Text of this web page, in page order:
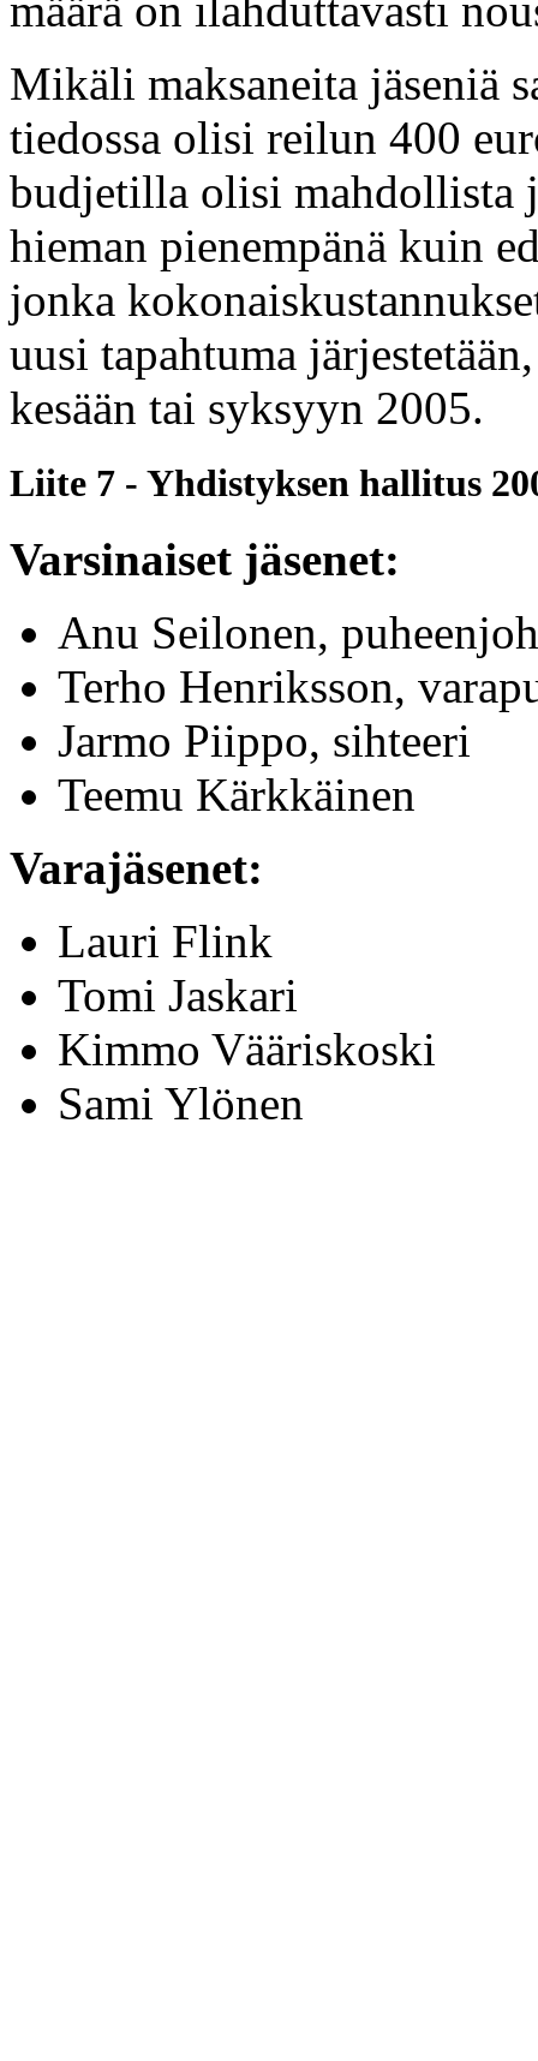
Mikäli maksaneita jäseniä
tiedossa olisi reilun 400
budjetilla olisi mahdollista
hieman pienempänä kuin
jonka
uusi tapahtuma
kesään tai syksyyn 2005.
Liite 7 - Yhdistyksen hallitus
Varsinaiset jäsenet:
Anu Seilonen,
Terho Henriksson,
Jarmo Piippo, sihteeri
Teemu Kärkkäinen
Varajäsenet:
Lauri Flink
Tomi Jaskari
Kimmo Vääriskoski
Sami Ylönen